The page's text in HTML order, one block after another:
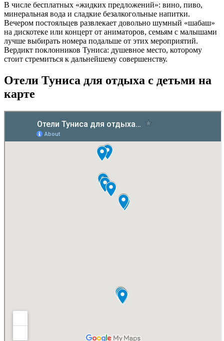
В числе бесплатных «жидких предложений»: вино, пиво,
минеральная вода и сладкие безалкогольные напитки.
Вечером постояльцев развлекает довольно шумный «шабаш»
на дискотеке или концерт от аниматоров, семьям с малышами
лучше выбирать номера подальше от этих мероприятий.
Вердикт поклонников Туниса: душевное место, которому
стоит стремиться к дальнейшему совершенству.
Отели Туниса для отдыха с детьми на
карте